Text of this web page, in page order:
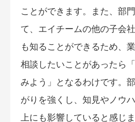
ことができます。また、部
て、エイチームの他の子会
も知ることができるため、
相談したいことがあったら
みよう」となるわけです。
がりを強くし、知見やノウ
上にも影響していると感じま